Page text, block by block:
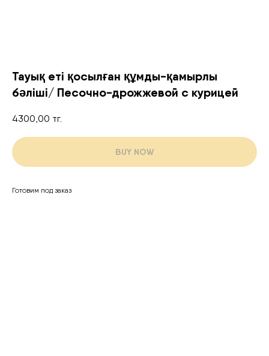
Тауық еті қосылған құмды-қамырлы
бәліші/ Песочно-дрожжевой с курицей
4300,00 тг.
BUY NOW
Готовим под заказ